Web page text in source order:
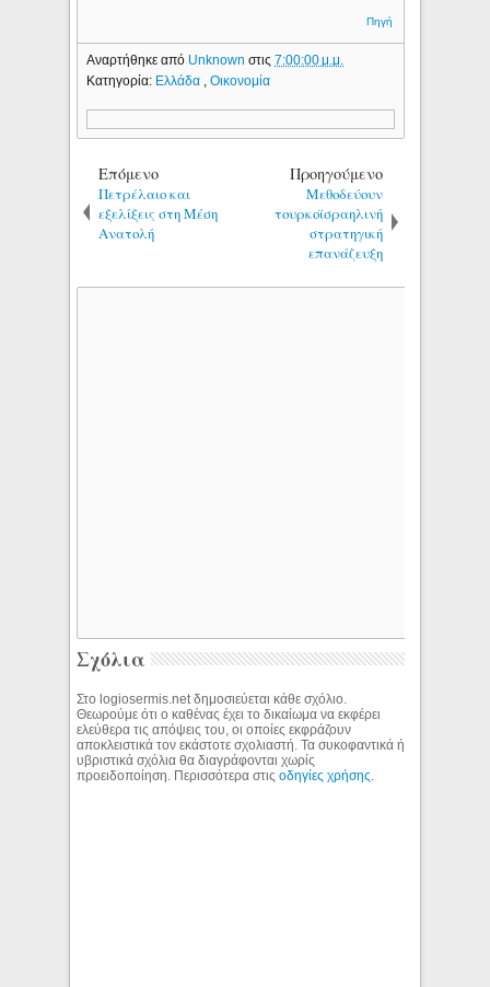
Πηγή
Αναρτήθηκε από Unknownστις7:00:00 μ.μ.
Κατηγορία: Ελλάδα ,Οικονομία
Επόμενο
Πετρέλαιο και
εξελίξεις στη Μέση
Ανατολή
Προηγούμενο
Μεθοδεύουν
τουρκοϊσραηλινή
στρατηγική
επανάζευξη
Σχόλια
Στο logiosermis.net δημοσιεύεται κάθε σχόλιο.
Θεωρούμε ότι ο καθένας έχει το δικαίωμα να εκφέρει
ελεύθερα τις απόψεις του, οι οποίες εκφράζουν
αποκλειστικά τον εκάστοτε σχολιαστή. Τα συκοφαντικά ή
υβριστικά σχόλια θα διαγράφονται χωρίς
προειδοποίηση. Περισσότερα στιςοδηγίες χρήσης.